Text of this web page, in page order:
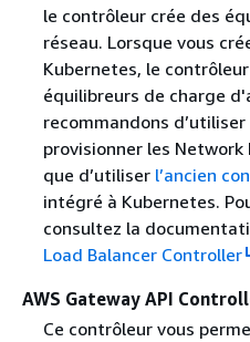
le contrôleur crée des
réseau. Lorsque vous
Kubernetes, le
équilibreurs de charge
recommandons
provisionner les
que d’utiliser l’ancien
intégré à Kubernetes.
consultez la
Load Balancer Controller
AWS Gateway API
Ce contrôleur vous